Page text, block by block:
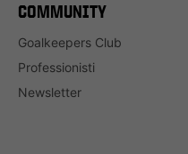
COMMUNITY
Goalkeepers Club
Professionisti
Newsletter